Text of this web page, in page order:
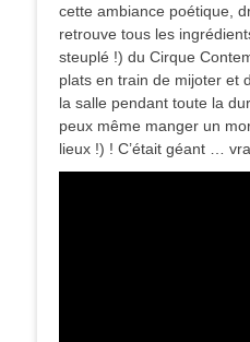
cette ambiance poétique,
retrouve tous les
steuplé !) du Cirque
plats en train de mijoter et
la salle pendant toute la
peux même manger un
lieux !) ! C’était géant …